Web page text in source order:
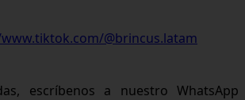
@brincus.latam
escríbenos a nuestro WhatsApp